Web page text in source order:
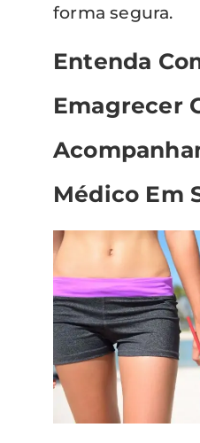
forma segura.
Entenda
Emagrecer
Médico Em